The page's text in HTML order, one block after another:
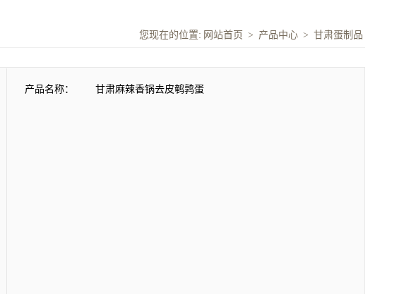
您现在的位置: 网站首页 > 产品中心 > 甘肃蛋制品
产品名称： 甘肃麻辣香锅去皮鹌鹑蛋